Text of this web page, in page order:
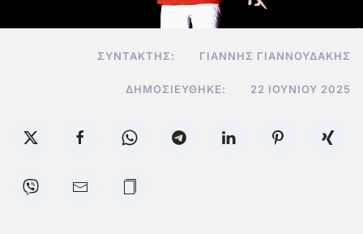
ΣΥΝΤΆΚΤΗΣ: ΓΙΆΝΝΗΣ ΓΙΑΝΝΟΥΔΆΚΗΣ
ΔΗΜΟΣΙΕΎΘΗΚΕ: 22 ΙΟΥΝΊΟΥ 2025